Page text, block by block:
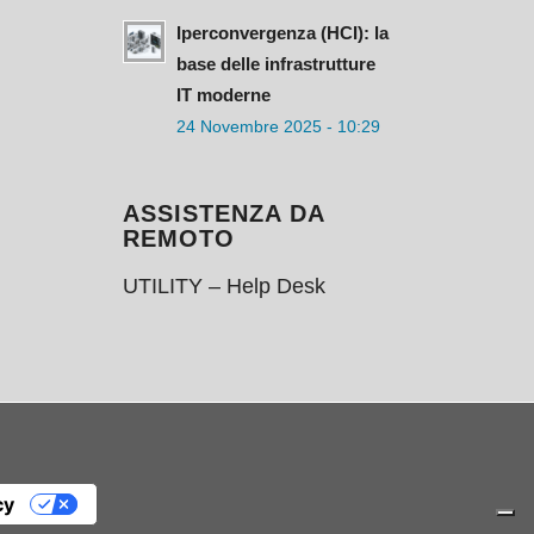
Iperconvergenza (HCI): la
base delle infrastrutture
IT moderne
24 Novembre 2025 - 10:29
ASSISTENZA DA
REMOTO
UTILITY – Help Desk